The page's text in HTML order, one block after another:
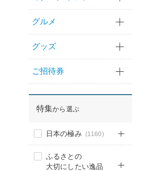
グルメ
グッズ
ご招待券
特集から選ぶ
日本の極み (1160)
ふるさとの
大切にしたい逸品